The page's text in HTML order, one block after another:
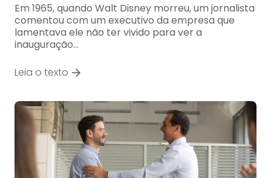
Em 1965, quando Walt Disney morreu, um jornalista
comentou com um executivo da empresa que
lamentava ele não ter vivido para ver a
inauguração…
Leia o texto